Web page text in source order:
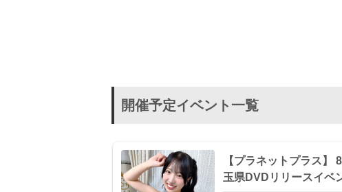
開催予定イベント一覧
【プラネットプラス】
玉県DVDリリースイ